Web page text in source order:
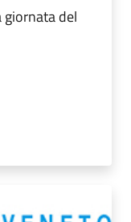
giornata del